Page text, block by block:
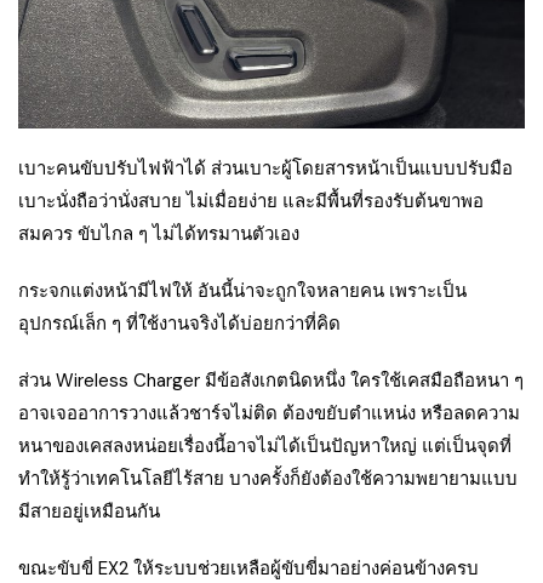
เบาะคนขับปรับไฟฟ้าได้ ส่วนเบาะผู้โดยสารหน้าเป็นแบบปรับมือ
เบาะนั่งถือว่านั่งสบาย ไม่เมื่อยง่าย และมีพื้นที่รองรับต้นขาพอ
สมควร ขับไกล ๆ ไม่ได้ทรมานตัวเอง
กระจกแต่งหน้ามีไฟให้ อันนี้น่าจะถูกใจหลายคน เพราะเป็น
อุปกรณ์เล็ก ๆ ที่ใช้งานจริงได้บ่อยกว่าที่คิด
ส่วน Wireless Charger มีข้อสังเกตนิดหนึ่ง ใครใช้เคสมือถือหนา ๆ
อาจเจออาการวางแล้วชาร์จไม่ติด ต้องขยับตำแหน่ง หรือลดความ
หนาของเคสลงหน่อยเรื่องนี้อาจไม่ได้เป็นปัญหาใหญ่ แต่เป็นจุดที่
ทำให้รู้ว่าเทคโนโลยีไร้สาย บางครั้งก็ยังต้องใช้ความพยายามแบบ
มีสายอยู่เหมือนกัน
ขณะขับขี่ EX2 ให้ระบบช่วยเหลือผู้ขับขี่มาอย่างค่อนข้างครบ